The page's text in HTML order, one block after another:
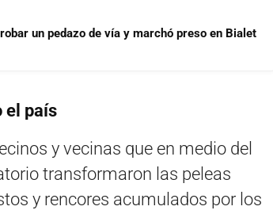
un pedazo de vía y marchó preso en Bialet
el país
y vecinas que en medio del
transformaron las peleas
y rencores acumulados por los